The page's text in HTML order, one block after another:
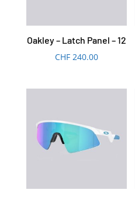
Oakley – Latch Panel – 12
CHF240.00